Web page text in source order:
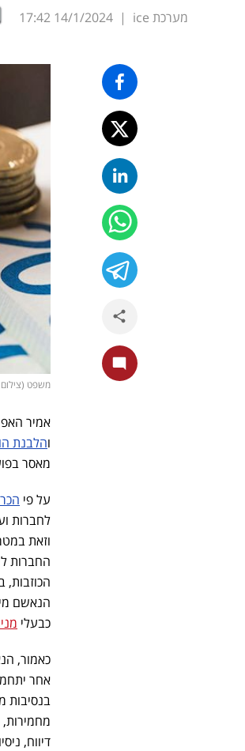
מערכת ice |
14/1/2024
17:42
משפט (צילום vecteezy, shutterstock)
אמיר
והלבנת
מאסר
על פי
לחברות
וזאת
החברות
הנאשם
כבעלי
כאמור,
אחר
בנסיבות
דיווח,